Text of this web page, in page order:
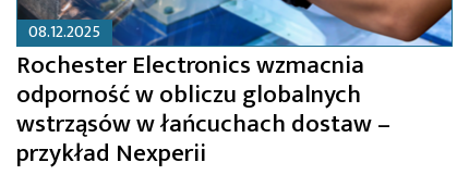
08.12.2025
Rochester Electronics wzmacnia
odporność w obliczu globalnych
wstrząsów w łańcuchach dostaw –
przykład Nexperii